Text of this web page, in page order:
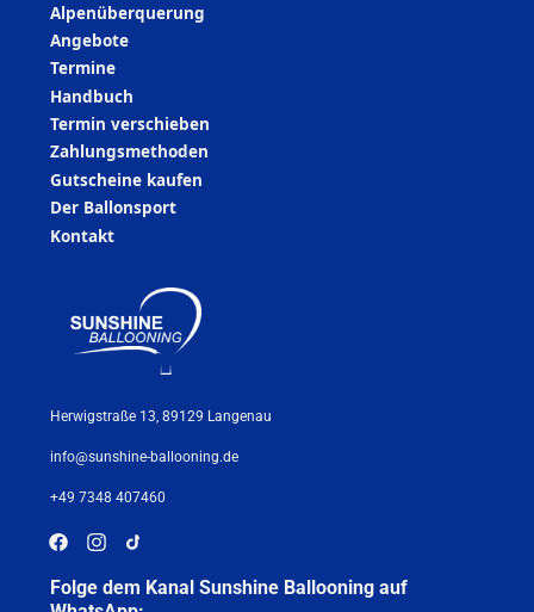
Alpenüberquerung
Angebote
Termine
Handbuch
Termin verschieben
Zahlungsmethoden
Gutscheine kaufen
Der Ballonsport
Kontakt
Herwigstraße 13, 89129 Langenau
info@sunshine-ballooning.de
+49 7348 407460
Folge dem Kanal Sunshine Ballooning auf